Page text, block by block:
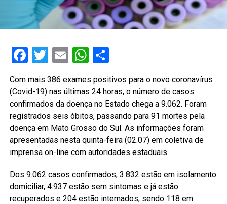
Facebook
Twitter
EmailWhatsApp
Share
Com mais 386 exames positivos para o novo coronavírus
(Covid-19) nas últimas 24 horas, o número de casos
confirmados da doença no Estado chega a 9.062. Foram
registrados seis óbitos, passando para 91 mortes pela
doença em Mato Grosso do Sul. As informações foram
apresentadas nesta quinta-feira (02.07) em coletiva de
imprensa on-line com autoridades estaduais.
Dos 9.062 casos confirmados, 3.832 estão em isolamento
domiciliar, 4.937 estão sem sintomas e já estão
recuperados e 204 estão internados, sendo 118 em